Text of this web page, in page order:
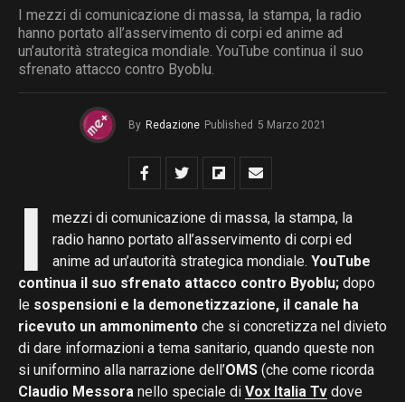
I mezzi di comunicazione di massa, la stampa, la radio
hanno portato all’asservimento di corpi ed anime ad
un’autorità strategica mondiale. YouTube continua il suo
sfrenato attacco contro Byoblu.
By Redazione Published 5 Marzo 2021
I
mezzi di comunicazione di massa, la stampa, la
radio hanno portato all’asservimento di corpi ed
anime ad un’autorità strategica mondiale. YouTube
continua il suo sfrenato attacco contro Byoblu; dopo
le sospensioni e la demonetizzazione, il canale ha
ricevuto un ammonimento che si concretizza nel divieto
di dare informazioni a tema sanitario, quando queste non
si uniformino alla narrazione dell’OMS (che come ricorda
Claudio Messora nello speciale di Vox Italia Tv dove